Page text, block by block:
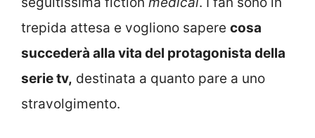
trepida attesa e vogliono sapere cosa
succederà alla vita del protagonista della
serie tv, destinata a quanto pare a uno
stravolgimento.